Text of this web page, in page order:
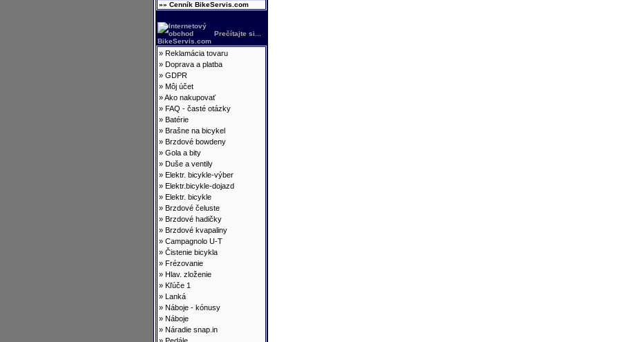
»» Cenník BikeServis.com
Prečítajte si...
» Reklamácia tovaru
» Doprava a platba
» GDPR
» Môj účet
»Ako nakupovať
» FAQ - časté otázky
» Batérie
» Brašne na bicykel
» Brzdové bowdeny
» Gola a bity
» Duše a ventily
» Elektr. bicykle-výber
» Elektr.bicykle-dojazd
» Elektr. bicykle
» Brzdové čeluste
» Brzdové hadičky
» Brzdové kvapaliny
» Campagnolo U-T
» Čistenie bicykla
» Frézovanie
» Hlav. zloženie
» Kľúče 1
» Lanká
» Náboje - kónusy
» Náboje
» Náradie snap.in